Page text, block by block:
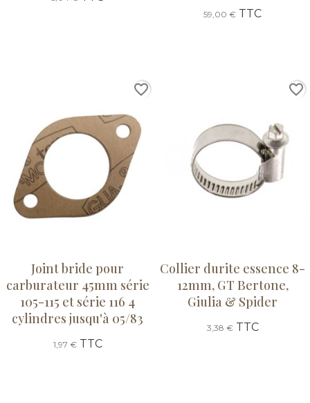
59,00 € TTC
Joint bride pour
carburateur 45mm série
105-115 et série 116 4
cylindres jusqu'à 05/83
1,97 €TTC
favorite_border
Collier durite essence 8-
12mm, GT Bertone,
Giulia & Spider
3,38 €TTC
favorite_border